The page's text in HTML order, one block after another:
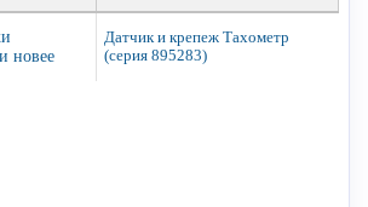
новее
Датчик и крепеж Тахометр
(серия 895283)